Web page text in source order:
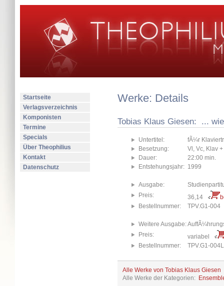
Startseite
Verlagsverzeichnis
Komponisten
Termine
Specials
Über Theophilius
Kontakt
Datenschutz
Werke: Details
Tobias Klaus Giesen: ...
Untertitel:
fÃ¼r
Besetzung:
Vl, Vc, Klav
Dauer:
22:00 min.
Entstehungsjahr: 1999
Ausgabe:
Preis:
36,14
Bestellnummer:
TPV.G1-004
Weitere Ausgabe:
Preis:
variabel
Bestellnummer:
TPV.G1-
Alle Werke von Tobias Klaus Giesen
Alle Werke der Kategorien: